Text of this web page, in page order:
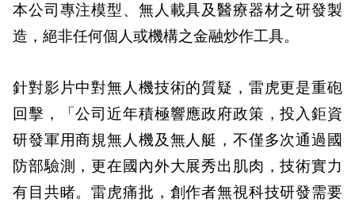
本公司專注模型、無人載具及醫療器材之研發製
造，絕非任何個人或機構之金融炒作工具。
針對影片中對無人機技術的質疑，雷虎更是重砲
回擊，「公司近年積極響應政府政策，投入鉅資
研發軍用商規無人機及無人艇，不僅多次通過國
防部驗測，更在國內外大展秀出肌肉，技術實力
有目共睹。雷虎痛批，創作者無視科技研發需要